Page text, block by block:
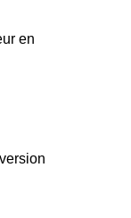
en